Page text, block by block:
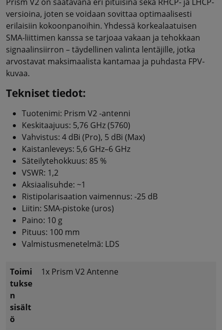
versioina, joten se voidaan sovittaa optimaalisesti
erilaisiin kokoonpanoihin. Yhdessä korkealaatuisen
SMA-liittimen kanssa se tarjoaa vakaan ja tehokkaan
signaalinsiirron – täydellinen valinta lentäjille, jotka
arvostavat maksimaalista kantamaa ja puhdasta FPV-
kuvaa.
Tekniset tiedot:
Tuotenimi: Prism V2 -antenni
Keskitaajuus: 5,76 GHz (5760)
Vahvistus: 4 dBi (Pro), 5 dBi (Max)
Kaistanleveys: 5,6 GHz–6 GHz
Säteilytehokkuus: 85 %
VSWR: 1,2
Aksiaalisuhde: ~1
Ristipolarisaation vaimennus: -25 dB
Liitin: SMA-pistoke (uros)
Paino: 10 g
Pituus: 100 mm
Valmistusmenetelmä: LDS
Toimi
tukse
n
sisält
ö
1x Prism V2 Antenne